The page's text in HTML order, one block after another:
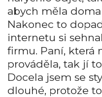
abych měla
Nakonec to
internetu si
firmu. Paní, která
prováděla, tak jí
Docela jsem se
dlouhé, protože